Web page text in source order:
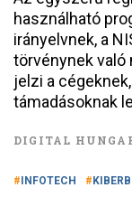
használható
irányelvnek, a
törvénynek
jelzi a
támadásoknak
DIGITAL
INFOTECH